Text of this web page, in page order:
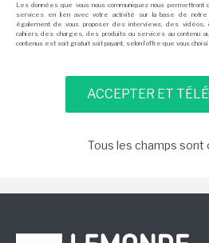
Les données que vous nous communiquez nous
services en lien avec votre activité sur la base de
également de vous proposer des interviews, des
cahiers des charges, des produits ou services au contenu
contenus est soit gratuit soit payant, selon l'offre que vous
Tous les champs sont